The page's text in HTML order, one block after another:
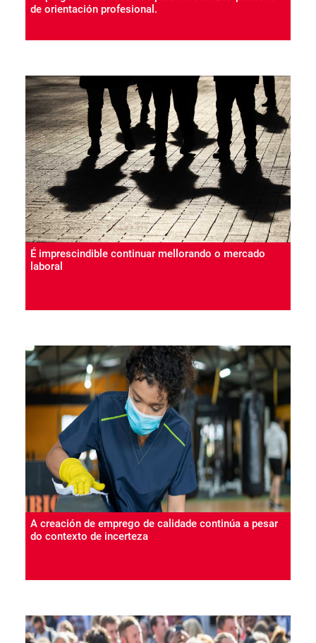
de orientación profesional.
É imprescindible continuar mellorando o mercado
laboral
A creación de emprego de calidade continúa a pesar
do contexto de incerteza